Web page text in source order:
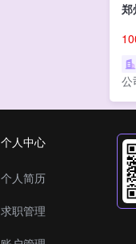
郑
公
个人中心
个人简历
求职管理